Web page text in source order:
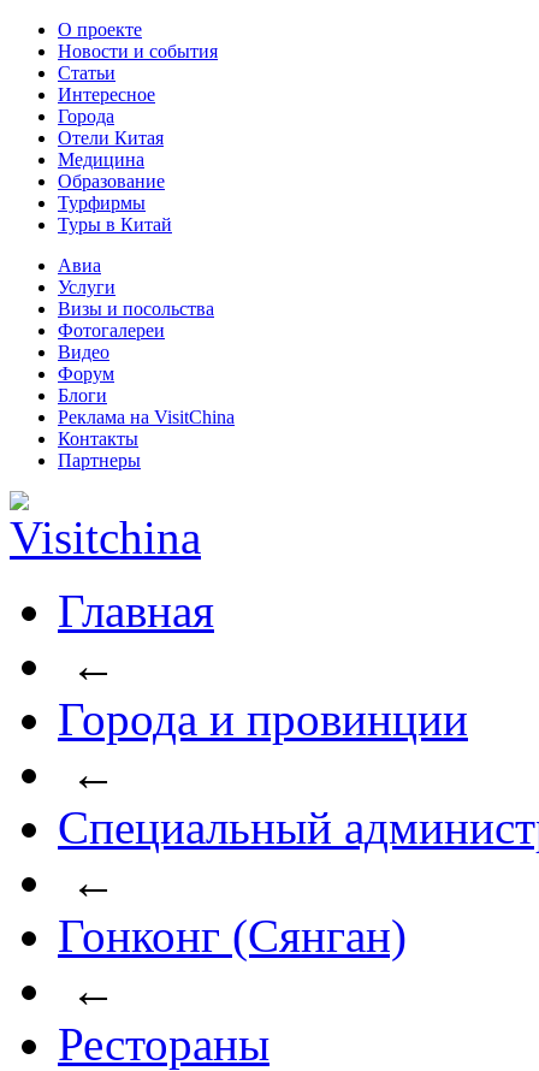
О проекте
Новости и события
Статьи
Интересное
Города
Отели Китая
Медицина
Образование
Турфирмы
Туры в Китай
Авиа
Услуги
Визы и посольства
Фотогалереи
Видео
Форум
Блоги
Реклама на VisitChina
Контакты
Партнеры
Главная
←
Города и провинции
←
Специальный
←
Гонконг (Сянган)
←
Рестораны